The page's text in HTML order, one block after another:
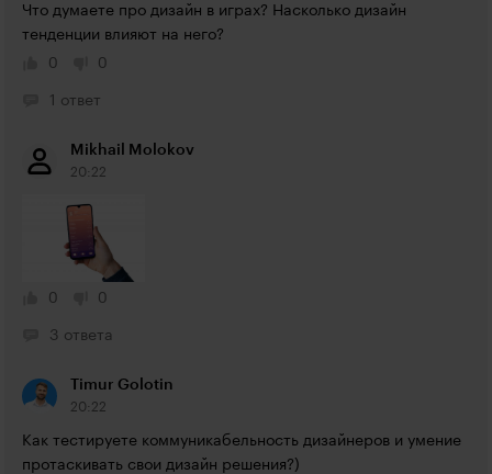
Что думаете про дизайн в играх? Насколько дизайн
тенденции влияют на него?
0
0
1 ответ
Mikhail Molokov
20:22
0 0
3 ответа
Timur Golotin
20:22
Как тестируете коммуникабельность дизайнеров и умение
протаскивать свои дизайн решения?)